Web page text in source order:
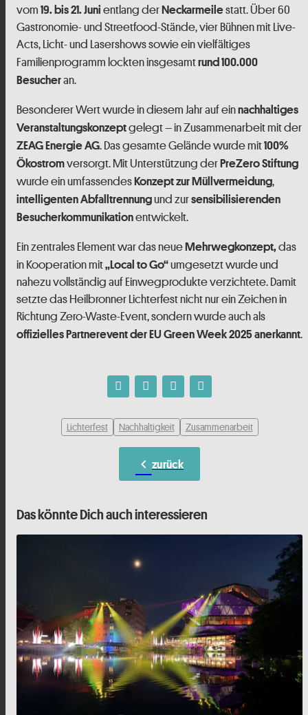
vom 19. bis 21. Juni entlang derNeckarmeilestatt. Über 60
Gastronomie- und Streetfood-Stände, vier Bühnen mit Live-
Acts, Licht- und Lasershows sowie ein vielfältiges
Familienprogramm lockten insgesamtrund 100.000
Besucheran.
Besonderer Wert wurde in diesem Jahr auf einnachhaltiges
Veranstaltungskonzeptgelegt – in Zusammenarbeit mit der
ZEAG Energie AG. Das gesamte Gelände wurde mit100 %
Ökostromversorgt. Mit Unterstützung derPreZero Stiftung
wurde ein umfassendesKonzept zur Müllvermeidung,
intelligenten Abfalltrennungund zursensibilisierenden
Besucherkommunikationentwickelt.
Ein zentrales Element war das neueMehrwegkonzept, das
in Kooperation mit„Local to Go“umgesetzt wurde und
nahezu vollständig auf Einwegprodukte verzichtete. Damit
setzte das Heilbronner Lichterfest nicht nur ein Zeichen in
Richtung Zero-Waste-Event, sondern wurde auch als
offizielles Partnerevent der EU Green Week 2025 anerkannt.
Lichterfest Nachhaltigkeit Zusammenarbeit
chevron_left zurück
Das könnte Dich auch interessieren